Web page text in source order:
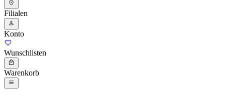
Filialen
Konto
Wunschlisten
Warenkorb